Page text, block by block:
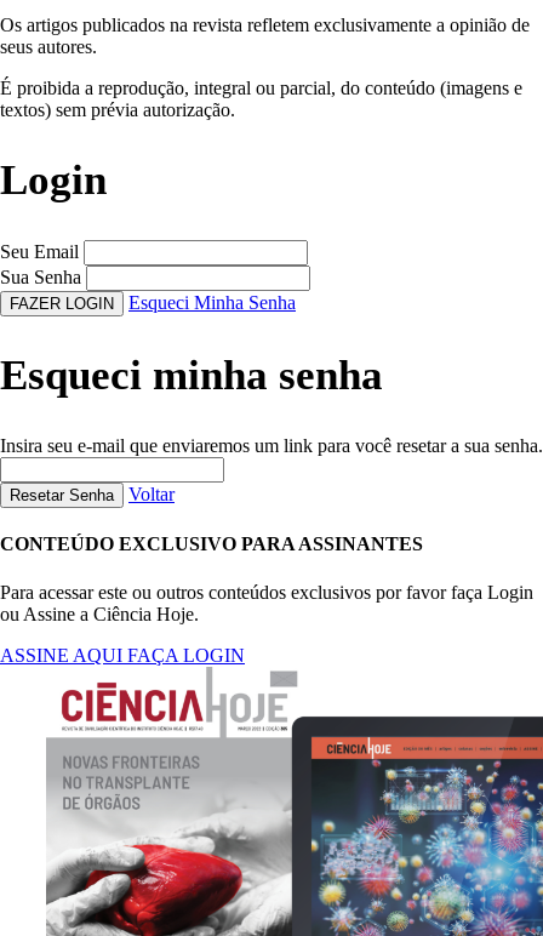
Os artigos publicados na revista refletem exclusivamente a opinião de
seus autores.
É proibida a reprodução, integral ou parcial, do conteúdo (imagens e
textos) sem prévia autorização.
Login
Seu Email
Sua Senha
FAZER LOGIN Esqueci Minha Senha
Esqueci minha senha
Insira seu e-mail que enviaremos um link para você resetar a sua senha.
Resetar Senha Voltar
CONTEÚDO EXCLUSIVO PARA ASSINANTES
Para acessar este ou outros conteúdos exclusivos por favor faça Login
ou Assine a Ciência Hoje.
ASSINE AQUI FAÇA LOGIN